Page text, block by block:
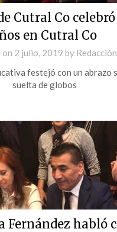
Cutral Co celebró
en Cutral Co
on 2 julio, 2019 by Redacción
festejó con un abrazo
suelta de globos
Fernández habló